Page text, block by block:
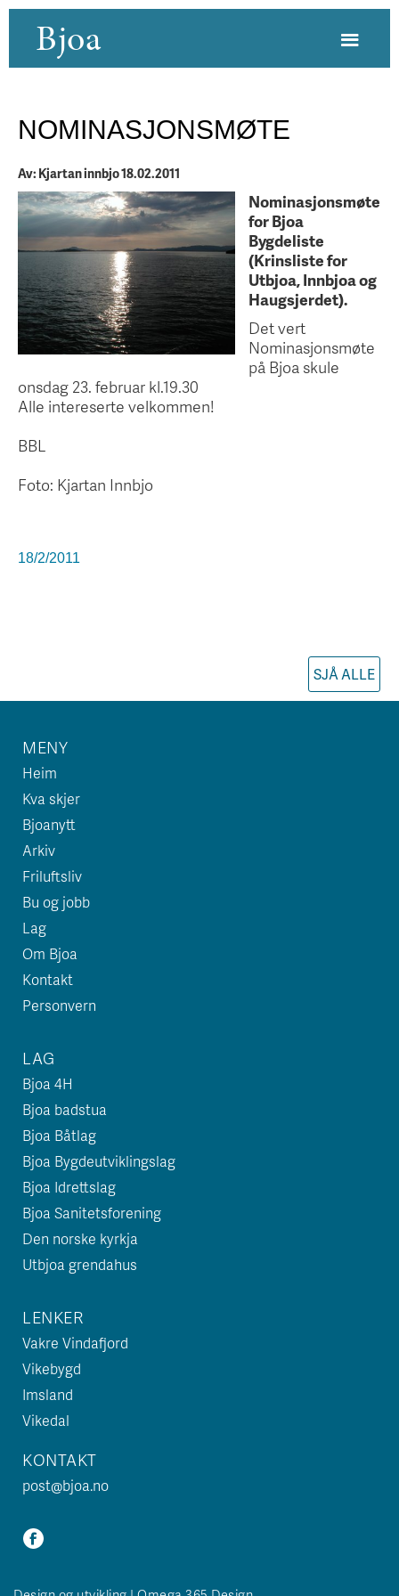
Bjoa
NOMINASJONSMØTE
Av: Kjartan innbjo 18.02.2011
Nominasjonsmøte
for Bjoa
Bygdeliste
(Krinsliste for
Utbjoa, Innbjoa og
Haugsjerdet).
Det vert
Nominasjonsmøte
på Bjoa skule
onsdag 23. februar kl.19.30
Alle intereserte velkommen!
BBL
Foto: Kjartan Innbjo
18/2/2011
SJÅ ALLE
MENY
Heim
Kva skjer
Bjoanytt
Arkiv
Friluftsliv
Bu og jobb
Lag
Om Bjoa
Kontakt
Personvern
LAG
Bjoa 4H
Bjoa badstua
Bjoa Båtlag
Bjoa Bygdeutviklingslag
Bjoa Idrettslag
Bjoa Sanitetsforening
Den norske kyrkja
Utbjoa grendahus
LENKER
Vakre Vindafjord
Vikebygd
Imsland
Vikedal
KONTAKT
post@bjoa.no